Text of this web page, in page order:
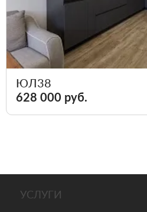
ЮЛ38
628 000 руб.
УСЛУГИ